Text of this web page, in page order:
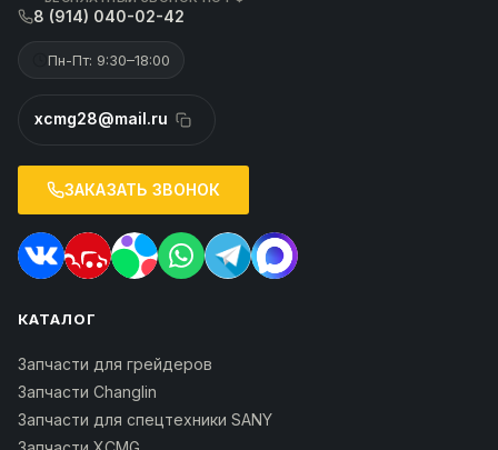
8 (914) 040-02-42
Пн-Пт: 9:30–18:00
xcmg28@mail.ru
ЗАКАЗАТЬ ЗВОНОК
КАТАЛОГ
Запчасти для грейдеров
Запчасти Changlin
Запчасти для спецтехники SANY